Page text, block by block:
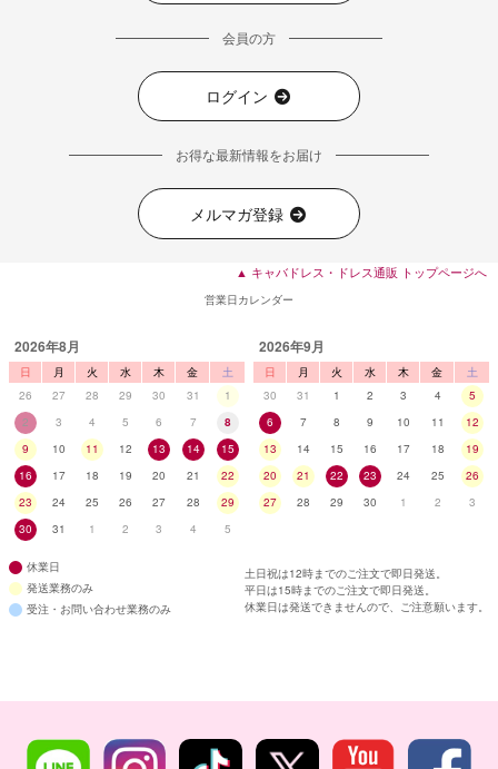
会員の方
ログイン
お得な最新情報をお届け
メルマガ登録
▲ キャバドレス・ドレス通販 トップページへ
営業日カレンダー
2026年8月
日 月 火 水 木 金
土
26
27 28 29 30 31
1
2
3 4 5 6 7
8
9
10 11 12 13 14
15
16
17 18 19 20 21
22
23
24 25 26 27 28
29
30
31 1 2 3 4 5
2026年9月
日 月 火 水 木 金
土
30
31 1 2 3 4
5
6
7 8 9 10 11
12
13
14 15 16 17 18
19
20
21 22 23 24 25
26
27
28 29 30 1 2 3
休業日
発送業務のみ
受注・お問い合わせ業務のみ
土日祝は12時までのご注文で即日発送。
平日は15時までのご注文で即日発送。
休業日は発送できませんので、ご注意願います。